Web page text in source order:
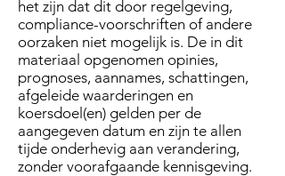
het zijn dat dit door regelgeving,
compliance-voorschriften of andere
oorzaken niet mogelijk is. De in dit
materiaal opgenomen opinies,
prognoses, aannames, schattingen,
afgeleide waarderingen en
koersdoel(en) gelden per de
aangegeven datum en zijn te allen
tijde onderhevig aan verandering,
zonder voorafgaande kennisgeving.